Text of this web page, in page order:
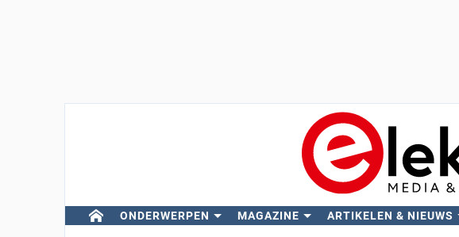
ONDERWERPEN MAGAZINE ARTIKELEN & NIEUWS